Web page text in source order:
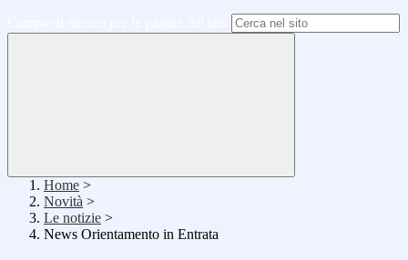
Home >
Novità >
Le notizie >
News Orientamento in Entrata